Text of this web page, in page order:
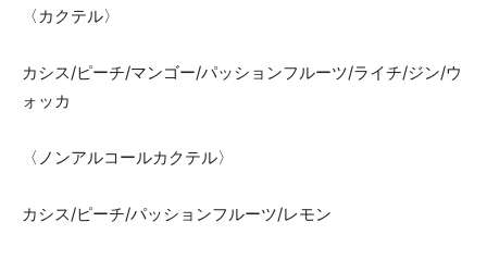
〈カクテル〉
カシス/ピーチ/マンゴー/パッションフルーツ/ライチ/ジン/ウ
ォッカ
〈ノンアルコールカクテル〉
カシス/ピーチ/パッションフルーツ/レモン